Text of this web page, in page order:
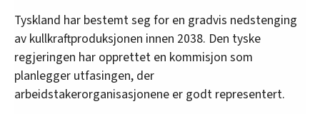
Tyskland har bestemt seg for en gradvis nedstenging
av kullkraftproduksjonen innen 2038. Den tyske
regjeringen har opprettet en kommisjon som
planlegger utfasingen, der
arbeidstakerorganisasjonene er godt representert.